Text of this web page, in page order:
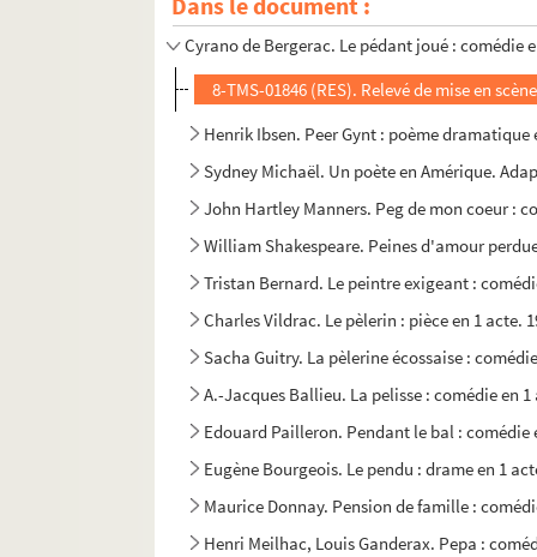
Emile Rochard. Le Péché de Marthe :
Cyrano de Bergerac. Le pédant joué : comédie
8-TMS-01846 (RES). Relevé de mise en scène
Henrik Ibsen. Peer Gynt : poème dramatique
Sydney Michaël. Un poète en Amérique.
John Hartley Manners. Peg de mon coeur :
William Shakespeare. Peines d'amour
Tristan Bernard. Le peintre exigeant :
Charles Vildrac. Le pèlerin : pièce en 1 acte.
Sacha Guitry. La pèlerine écossaise :
A.-Jacques Ballieu. La pelisse : comédie en 1
Edouard Pailleron. Pendant le bal : comédie
Eugène Bourgeois. Le pendu : drame en 1
Maurice Donnay. Pension de famille :
Henri Meilhac, Louis Ganderax. Pepa :